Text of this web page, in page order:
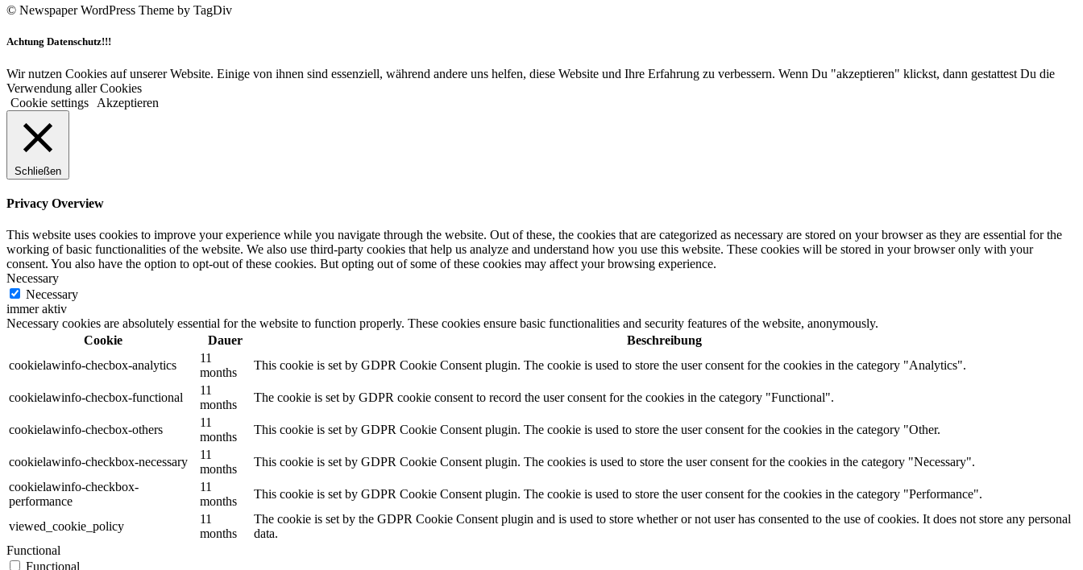
© Newspaper WordPress Theme by TagDiv
Achtung Datenschutz!!!
Wir nutzen Cookies auf unserer Website. Einige von ihnen sind essenziell, während andere uns helfen, diese Website und Ihre Erfahrung zu verbessern. Wenn Du "akzeptieren" klickst, dann gestattest Du die
Verwendung aller Cookies
Cookie settings
Akzeptieren
Schließen
Privacy Overview
This website uses cookies to improve your experience while you navigate through the website. Out of these, the cookies that are categorized as necessary are stored on your browser as they are essential for the
working of basic functionalities of the website. We also use third-party cookies that help us analyze and understand how you use this website. These cookies will be stored in your browser only with your
consent. You also have the option to opt-out of these cookies. But opting out of some of these cookies may affect your browsing experience.
Necessary
Necessary
immer aktiv
Necessary cookies are absolutely essential for the website to function properly. These cookies ensure basic functionalities and security features of the website, anonymously.
Cookie
Dauer
Beschreibung
cookielawinfo-checbox-analytics
11
months
This cookie is set by GDPR Cookie Consent plugin. The cookie is used to store the user consent for the cookies in the category "Analytics".
cookielawinfo-checbox-functional
11
months
The cookie is set by GDPR cookie consent to record the user consent for the cookies in the category "Functional".
cookielawinfo-checbox-others
11
months
This cookie is set by GDPR Cookie Consent plugin. The cookie is used to store the user consent for the cookies in the category "Other.
cookielawinfo-checkbox-necessary
11
months
This cookie is set by GDPR Cookie Consent plugin. The cookies is used to store the user consent for the cookies in the category "Necessary".
cookielawinfo-checkbox-
performance
11
months
This cookie is set by GDPR Cookie Consent plugin. The cookie is used to store the user consent for the cookies in the category "Performance".
viewed_cookie_policy
11
months
The cookie is set by the GDPR Cookie Consent plugin and is used to store whether or not user has consented to the use of cookies. It does not store any personal
data.
Functional
Functional